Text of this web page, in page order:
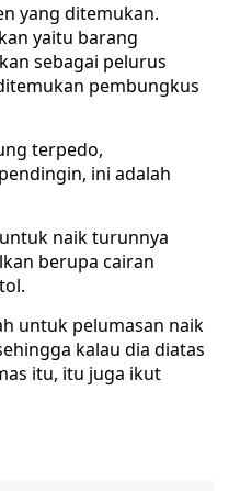
yang ditemukan.
yaitu barang
sebagai pelurus
pembungkus
terpedo,
ini adalah
naik turunnya
berupa cairan
untuk pelumasan naik
kalau dia diatas
itu, itu juga ikut